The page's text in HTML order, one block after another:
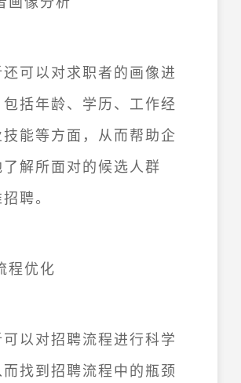
可以对求职者的画像进
括年龄、学历、工作经
能等方面，从而帮助企
解所面对的候选人群
聘。
程优化
以对招聘流程进行科学
找到招聘流程中的瓶颈